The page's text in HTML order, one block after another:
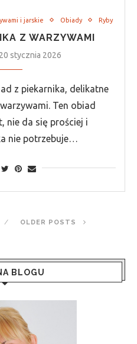
i jarskie Obiady Ryby
Z WARZYWAMI
20 stycznia 2026
z piekarnika, delikatne
Ten obiad
nie da się prościej i
nie potrzebuje…
OLDER POSTS
BLOGU